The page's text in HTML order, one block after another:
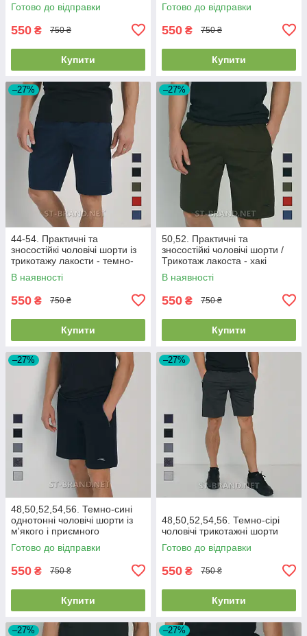
Готово до відправки
550 ₴ 750 ₴
Купити
Готово до відправки
550 ₴ 750 ₴
Купити
–27%
44-54. Практичні та
зносостійкі чоловічі шорти із
трикотажу лакости - темно-
сині
В наявності
550 ₴ 750 ₴
Купити
–27%
50,52. Практичні та
зносостійкі чоловічі шорти /
Трикотаж лакоста - хакі
В наявності
550 ₴ 750 ₴
Купити
–27%
48,50,52,54,56. Темно-сині
однотонні чоловічі шорти із
м'якого і приємного
трикотажу
Готово до відправки
550 ₴ 750 ₴
Купити
–27%
48,50,52,54,56. Темно-сірі
чоловічі трикотажні шорти
Готово до відправки
550 ₴ 750 ₴
Купити
–27% –27%